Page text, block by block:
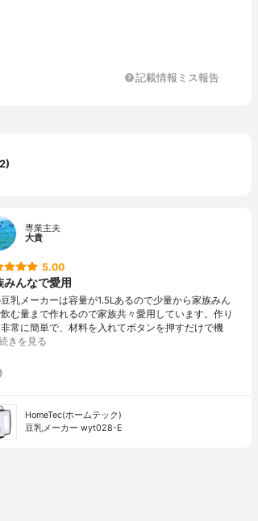
記載情報ミス報告
専業主夫
大貴
5.00
みんなで愛用
乳メーカーは容量が1.5Lあるので少量から家族みん
む量まで作れるので家族共々愛用しています。作り
常に簡単で、材料を入れてボタンを押すだけで機
きを見る
HomeTec(ホームテック)
豆乳メーカー wyt028-E